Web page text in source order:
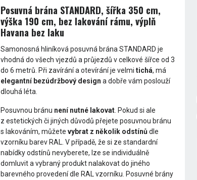
Posuvná brána STANDARD, šířka 350 cm,
výška 190 cm, bez lakování rámu, výplň
Havana bez laku
Samonosná hliníková posuvná brána STANDARD je
vhodná do všech vjezdů a průjezdů v celkové šířce od 3
do 6 metrů. Při zavírání a otevírání je velmitichá, má
elegantní bezúdržbový design a dobře vám poslouží
dlouhá léta.
Posuvnou bránu není nutné lakovat. Pokud si ale
z estetických či jiných důvodů přejete posuvnou bránu
s lakováním, můžetevybrat z několik odstínůdle
vzorníku barev RAL. V případě, že si ze standardní
nabídky odstínů nevyberete, lze se individuálně
domluvit a vybraný produkt nalakovat do jiného
barevného provedení dle RAL vzorníku. Posuvné brány